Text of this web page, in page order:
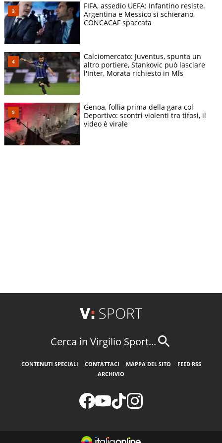
FIFA, assedio UEFA: Infantino resiste.
Argentina e Messico si schierano,
CONCACAF spaccata
Calciomercato: Juventus, spunta un
altro portiere, Stankovic può lasciare
l'Inter, Morata richiesto in Mls
Genoa, follia prima della gara col
Deportivo: scontri violenti tra tifosi, il
video è virale
Cerca in Virgilio Sport...
CONTENUTI SPECIALI CONTATTACI MAPPA DEL SITO
FEED RSS
ARCHIVIO